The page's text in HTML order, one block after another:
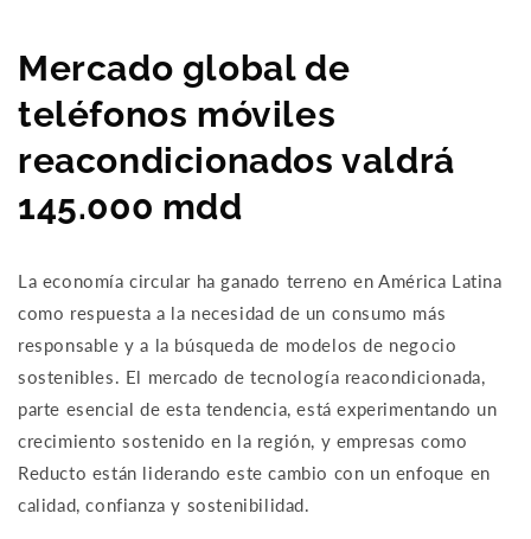
Mercado global de
teléfonos móviles
reacondicionados valdrá
145.000 mdd
La economía circular ha ganado terreno en América Latina
como respuesta a la necesidad de un consumo más
responsable y a la búsqueda de modelos de negocio
sostenibles. El mercado de tecnología reacondicionada,
parte esencial de esta tendencia, está experimentando un
crecimiento sostenido en la región, y empresas como
Reducto están liderando este cambio con un enfoque en
calidad, confianza y sostenibilidad.